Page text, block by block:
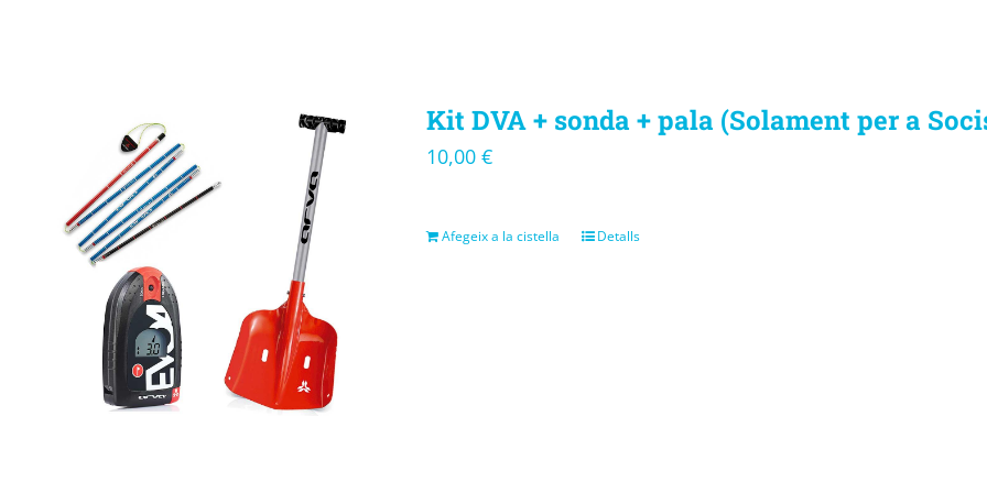
Kit DVA + sonda + pala (Solament per a
10,00 €
Afegeix a la cistella Detalls